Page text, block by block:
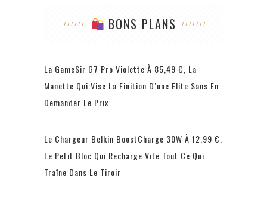
BONS PLANS
La GameSir G7 Pro Violette À 85,49 €, La
Manette Qui Vise La Finition D’une Elite Sans En
Demander Le Prix
Le Chargeur Belkin BoostCharge 30W À 12,99 €,
Le Petit Bloc Qui Recharge Vite Tout Ce Qui
Traîne Dans Le Tiroir